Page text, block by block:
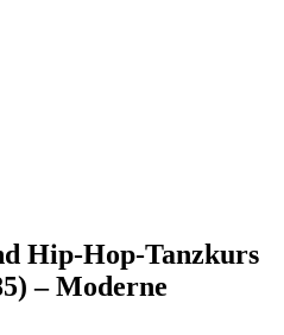
Hip-Hop-Tanzkurs
– Moderne